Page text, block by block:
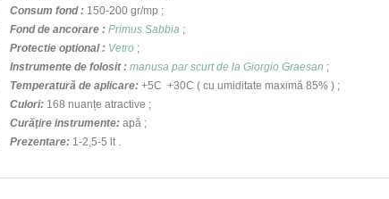
Consum fond: 150-200 gr/mp ;
Fond de ancorare : Primus Sabbia ;
Protectie optional: Vetro ;
Instrumente de folosit : manusa par scurt de la Giorgio Graesan ;
Temperatură de aplicare: +5C +30C ( cu umiditate maximă 85% ) ;
Culori: 168 nuanțe atractive ;
Curăţire instrumente: apă ;
Prezentare: 1-2,5-5 lt .